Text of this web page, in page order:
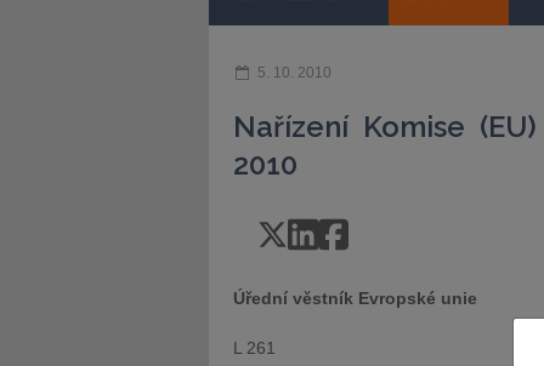
5. 10. 2010
Nařízení Komise
2010
Úřední věstník Evropské unie
L 261